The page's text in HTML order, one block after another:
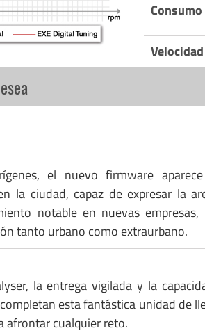
Consumo
Velocidad
el nuevo firmware
la ciudad, capaz de expresar la
notable en nuevas
tanto urbano como extraurbano.
la entrega vigilada y la
esta fantástica unidad de
afrontar cualquier reto.